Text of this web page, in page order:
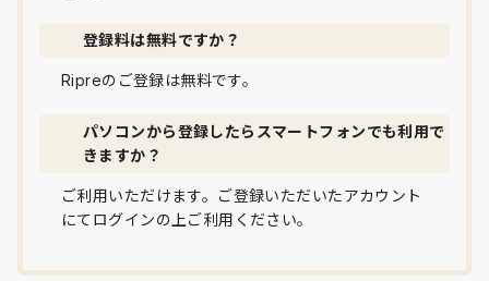
登録料は無料ですか？
Ripreのご登録は無料です。
パソコンから登録したらスマートフォンでも利用で
きますか？
ご利用いただけます。ご登録いただいたアカウント
にてログインの上ご利用ください。